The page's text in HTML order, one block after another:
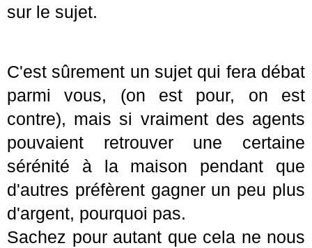
sur le sujet.
C'est sûrement un sujet qui fera débat
parmi vous, (on est pour, on est
contre), mais si vraiment des agents
pouvaient retrouver une certaine
sérénité à la maison pendant que
d'autres préfèrent gagner un peu plus
d'argent, pourquoi pas.
Sachez pour autant que cela ne nous